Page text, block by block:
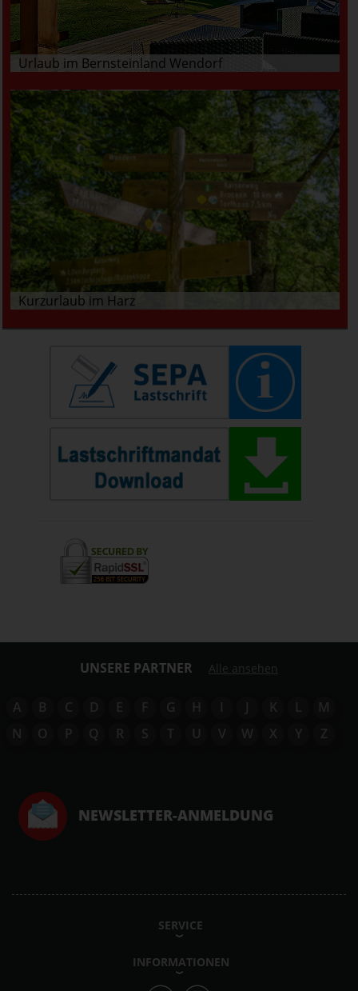
Urlaub im Bernsteinland Wendorf
Kurzurlaub im Harz
UNSERE PARTNER Alle ansehen
A B C D E F G H I J K L
M
N
O P Q R S T U V W X Y Z
NEWSLETTER-ANMELDUNG
SERVICE
INFORMATIONEN